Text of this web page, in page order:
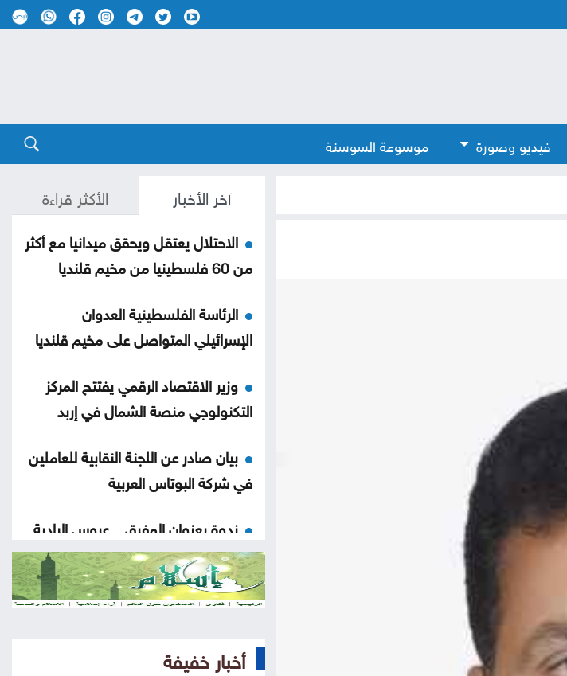
فيديو وصورة موسوعة السوسنة
آخر الأخبار الأكثر قراءة
الاحتلال يعتقل ويحقق ميدانيا مع أكثر
من 60 فلسطينيا من مخيم قلنديا
الرئاسة الفلسطينية العدوان
الإسرائيلي المتواصل على مخيم قلنديا
وزير الاقتصاد الرقمي يفتتح المركز
التكنولوجي منصة الشمال في إربد
بيان صادر عن اللجنة النقابية للعاملين
في شركة البوتاس العربية
ندوة بعنوان المفرق .. عروس البادية
ودورها في بناء السردية الأردنية الأحد
عمان الاهلية بطلة الجامعات الأردنية
للطالبات .. صور
أخبار خفيفة